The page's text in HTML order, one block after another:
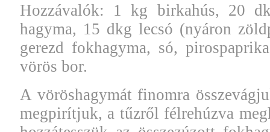
Hozzávalók: 1 kg birkahús, 20
hagyma, 15 dkg lecsó (nyáron
gerezd fokhagyma, só,
vörös bor.
A vöröshagymát finomra
megpirítjuk, a tűzről félrehúzva